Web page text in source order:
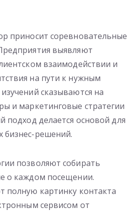
приносит соревновательные
выявляют
взаимодействии и
на пути к нужным
сказываются на
и маркетинговые стратегии
подход делается основой для
решений.
позволяют собирать
о каждом посещении.
полную картинку контакта
сервисом от